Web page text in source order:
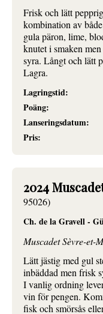
Frisk och lätt
kombination av
gula päron, lime,
knutet i smaken
syra. Långt och lätt
Lagra.
Lagringstid:
Poäng:
Lanseringsdatum:
Pris:
2024
95026)
Ch. de la Gravell -
Muscadet Sèvre-et-
Lätt jästig med gul
inbäddad men frisk
I vanlig ordning
vin för pengen.
fisk och smörsås